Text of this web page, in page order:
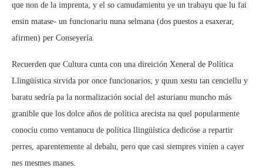
que non de la imprenta, y el so camudamientu ye un trabayu que lu fai
ensin matase- un funcionariu nuna selmana (dos puestos a esaxerar,
afirmen) per Conseyería.
Recuerden que Cultura cunta con una direición Xeneral de Política
Llingüística sirvida por once funcionarios; y quun xestu tan cenciellu y
baratu sedría pa la normalización social del asturianu muncho más
granible que los dolce años de política arecista na quel popularmente
conocíu como ventanucu de política llingüística dedicóse a repartir
perres, aparentemente al debalu, pero que casi siempres viníen a cayer
nes mesmes manes.